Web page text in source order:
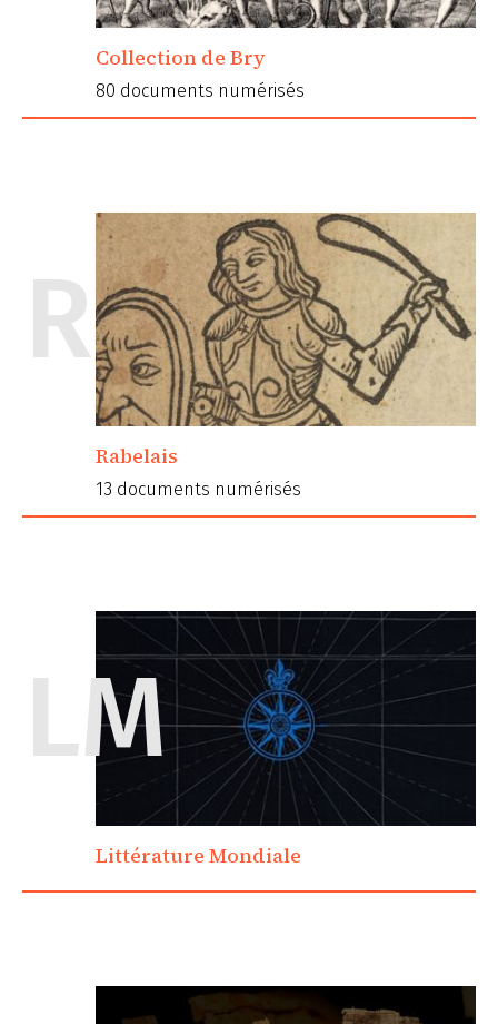
Collection de Bry
80 documents numérisés
R
Rabelais
13 documents numérisés
LM
Littérature Mondiale